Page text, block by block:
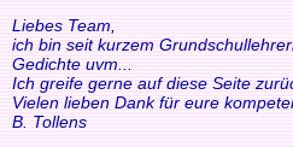
Liebes Team,
ich bin seit kurzem
Gedichte uvm...
Ich greife gerne auf diese Seite
Vielen lieben Dank für eure
B. Tollens